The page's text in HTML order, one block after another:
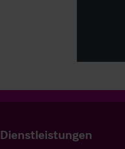
Dienstleistungen